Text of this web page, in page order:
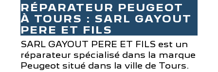
RÉPARATEUR PEUGEOT
À TOURS : SARL GAYOUT
PERE ET FILS
SARL GAYOUT PERE ET FILS est un
réparateur spécialisé dans la marque
Peugeot situé dans la ville de Tours.